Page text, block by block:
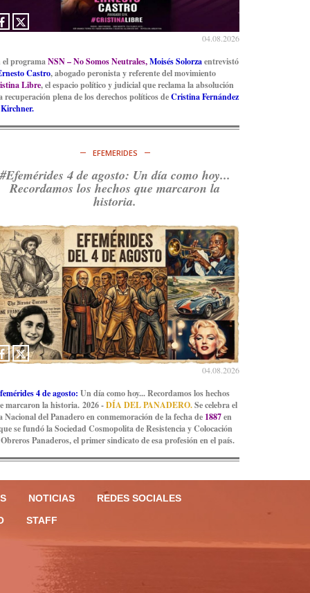
04.08.2026
el programaNSN – No Somos Neutrales,Moisés Solorzaentrevistó
Castro, abogado peronista y referente del movimiento
Libre, el espacio político y judicial que reclama la absolución
recuperación plena de los derechos políticos deCristina Fernández
EFEMERIDES
#Efemérides 4 de agosto: Un día como hoy...
Recordamos los hechos que marcaron la
historia.
04.08.2026
4 de agosto: Un día como hoy... Recordamos los hechos
marcaron la historia. 2026 -DÍA DEL PANADERO.Se celebra el
Nacional del Panadero en conmemoración de la fecha de 1887en
se fundó la Sociedad Cosmopolita de Resistencia y Colocación
Panaderos, el primer sindicato de esa profesión en el país.
NOTICIAS
REDES SOCIALES
STAFF